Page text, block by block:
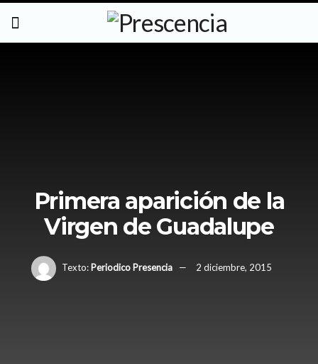
Primera aparición de la
Virgen de Guadalupe
Texto: Periodico Presencia 2 diciembre, 2015